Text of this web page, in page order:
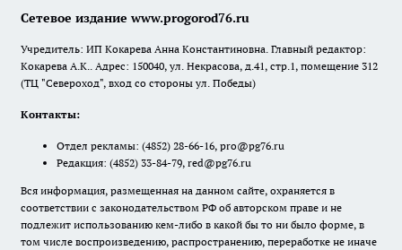
Сетевое издание www.progorod76.ru
Учредитель: ИП Кокарева Анна Константиновна. Главный редактор:
Кокарева А.К.. Адрес: 150040, ул. Некрасова, д.41, стр.1, помещение 312
(ТЦ "Североход", вход со стороны ул. Победы)
Контакты:
Отдел рекламы: (4852) 28-66-16, pro@pg76.ru
Редакция: (4852) 33-84-79, red@pg76.ru
Вся информация, размещенная на данном сайте, охраняется в
соответствии с законодательством РФ об авторском праве и не
подлежит использованию кем-либо в какой бы то ни было форме, в
том числе воспроизведению, распространению, переработке не иначе